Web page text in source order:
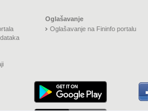
Oglašavanje
Oglašavanje na Fininfo portalu